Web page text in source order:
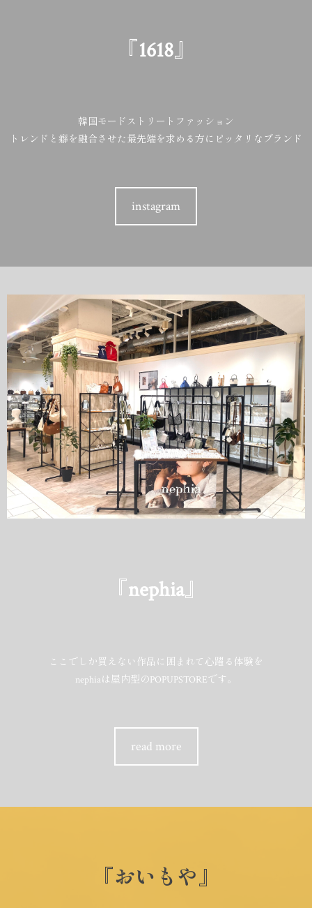
『1618』
韓国モードストリートファッション
トレンドと癖を融合させた最先端を求める方にピッタリなブランド
instagram
『nephia』
ここでしか買えない作品に囲まれて心躍る体験を
nephiaは屋内型のPOPUPSTOREです。
read more
『おいもや』